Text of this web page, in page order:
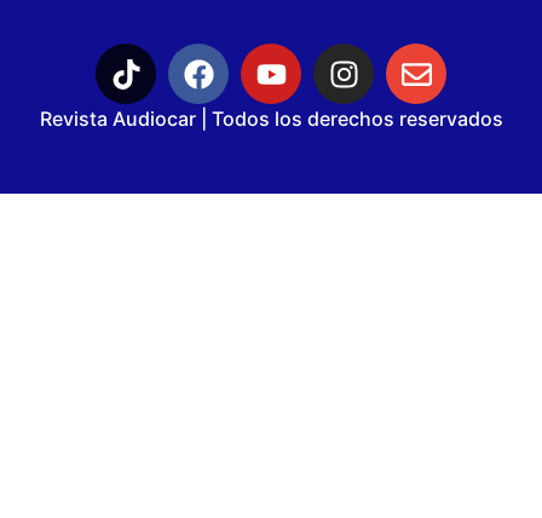
Revista Audiocar | Todos los derechos reservados